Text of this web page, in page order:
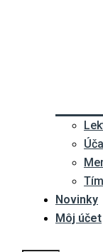
Novinky
Môj účet